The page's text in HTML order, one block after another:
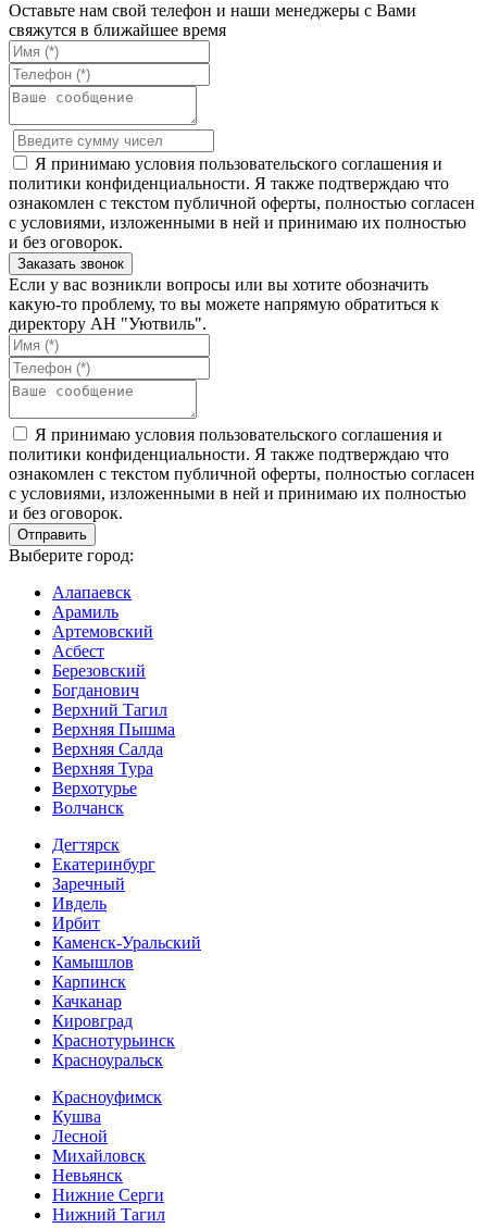
Оставьте нам свой телефон и наши менеджеры с Вами
свяжутся в ближайшее время
Я принимаю условия пользовательского соглашения и
политики конфиденциальности. Я также подтверждаю что
ознакомлен с текстом публичной оферты, полностью согласен
с условиями, изложенными в ней и принимаю их полностью
и без оговорок.
Если у вас возникли вопросы или вы хотите обозначить
какую-то проблему, то вы можете напрямую обратиться к
директору АН "Уютвиль".
Я принимаю условия пользовательского соглашения и
политики конфиденциальности. Я также подтверждаю что
ознакомлен с текстом публичной оферты, полностью согласен
с условиями, изложенными в ней и принимаю их полностью
и без оговорок.
Выберите город:
Алапаевск
Арамиль
Артемовский
Асбест
Березовский
Богданович
Верхний Тагил
Верхняя Пышма
Верхняя Салда
Верхняя Тура
Верхотурье
Волчанск
Дегтярск
Екатеринбург
Заречный
Ивдель
Ирбит
Каменск-Уральский
Камышлов
Карпинск
Качканар
Кировград
Краснотурьинск
Красноуральск
Красноуфимск
Кушва
Лесной
Михайловск
Невьянск
Нижние Серги
Нижний Тагил